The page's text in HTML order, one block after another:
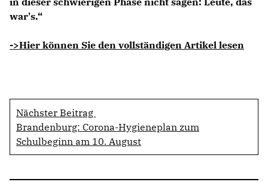
war's.“
->Hier können Sie den vollständigen Artikel lesen
Nächster Beitrag
Brandenburg: Corona-Hygieneplan zum
Schulbeginn am 10. August